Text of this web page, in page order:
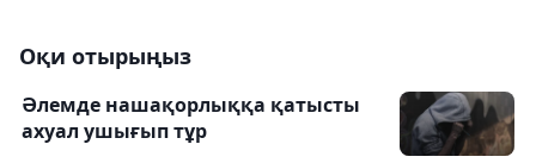
Оқи отырыңыз
Әлемде нашақорлыққа қатысты
ахуал ушығып тұр